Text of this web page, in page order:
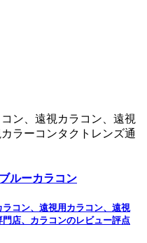
ン、遠視カラコン、遠視
ラーコンタクトレンズ通
ルーカラコン
コン、遠視用カラコン、遠視
店、カラコンのレビュー評点